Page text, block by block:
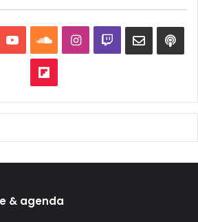
YouTubeSoundCloud
Instagram
Twitch
Flipboard
& agenda